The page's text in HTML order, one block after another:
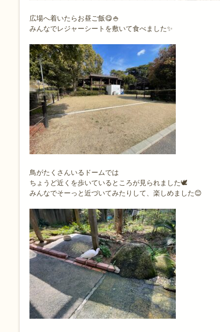
広場へ着いたらお昼ご飯😋🍚
みんなでレジャーシートを敷いて食べました✨
鳥がたくさんいるドームでは
ちょうど近くを歩いているところが見られました🕊
みんなでそーっと近づいてみたりして、楽しめました😊